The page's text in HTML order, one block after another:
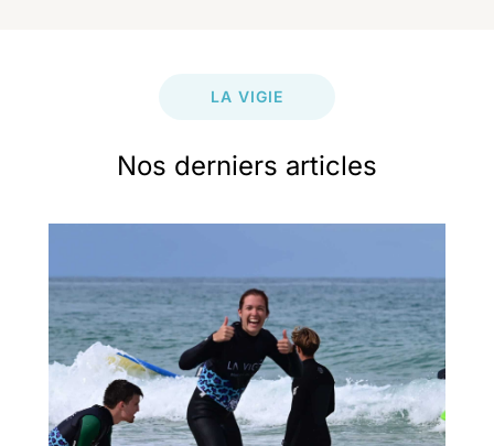
LA VIGIE
Nos derniers articles